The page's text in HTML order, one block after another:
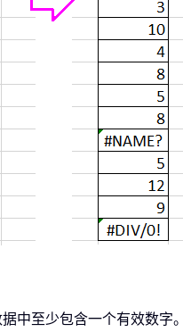
至少包含一个有效数字。